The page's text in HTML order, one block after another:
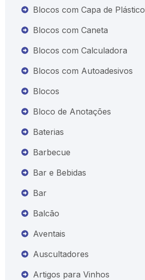
Blocos com Capa de Plástico
Blocos com Caneta
Blocos com Calculadora
Blocos com Autoadesivos
Blocos
Bloco de Anotações
Baterias
Barbecue
Bar e Bebidas
Bar
Balcão
Aventais
Auscultadores
Artigos para Vinhos